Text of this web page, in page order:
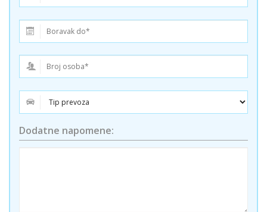
Dodatne napomene: